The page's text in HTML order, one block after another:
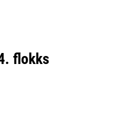
flokks